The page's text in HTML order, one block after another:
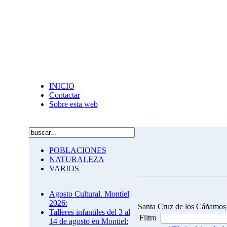
INICIO
Contactar
Sobre esta web
POBLACIONES
NATURALEZA
VARIOS
Agosto Cultural. Montiel
2026:
Talleres infantiles del 3 al
14 de agosto en Montiel:
Santa Cruz de los Cáñamos
Filtro